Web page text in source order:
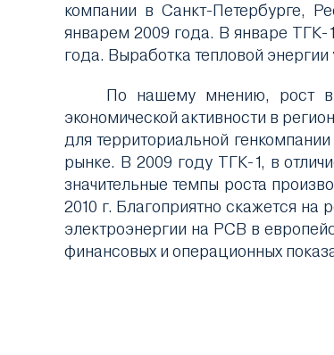
компании в Санкт-Петербурге,
январем 2009 года. В январе ТГК-
года. Выработка тепловой энергии
По нашему мнению, рост
экономической активности в
для территориальной
рынке. В 2009 году ТГК-1, в
значительные темпы роста
2010 г. Благоприятно скажется
электроэнергии на РСВ в
финансовых и операционных